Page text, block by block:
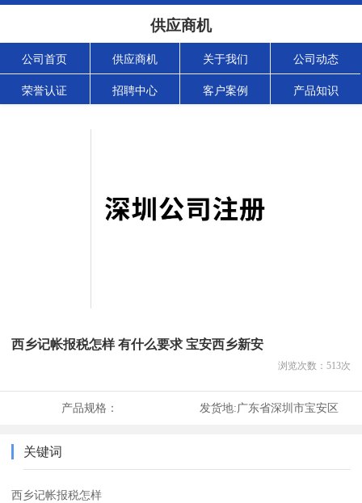
供应商机
公司首页 供应商机 关于我们 公司动态
荣誉认证 招聘中心 客户案例 产品知识
西乡记帐报税怎样 有什么要求 宝安西乡新安
浏览次数： 513次
产品规格： 发货地:广东省深圳市宝安区
关键词
西乡记帐报税怎样